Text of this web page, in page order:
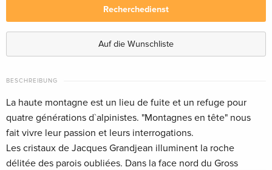
Recherchedienst
Auf die Wunschliste
BESCHREIBUNG
La haute montagne est un lieu de fuite et un refuge pour
quatre générations d`alpinistes. "Montagnes en tête" nous
fait vivre leur passion et leurs interrogations.
Les cristaux de Jacques Grandjean illuminent la roche
délitée des parois oubliées. Dans la face nord du Gross